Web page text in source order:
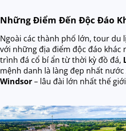
Những Điểm Đến Độc Đáo
Ngoài các thành phố lớn, tour du
với những địa điểm độc đáo khác
trình đá cổ bí ẩn từ thời kỳ đồ đá,
mệnh danh là làng đẹp nhất nước
Windsor– lâu đài lớn nhất thế